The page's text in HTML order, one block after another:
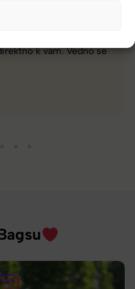
trgovina za torbe in kovčke,